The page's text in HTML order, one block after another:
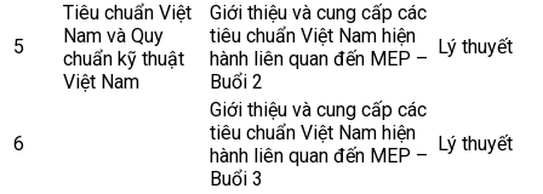
Tiêu chuẩn Việt
Nam và Quy
chuẩn kỹ thuật
Việt Nam
5
Giới thiệu và cung cấp các
tiêu chuẩn Việt Nam hiện
hành liên quan đến MEP –
Buổi 2
Lý thuyết
6
Giới thiệu và cung cấp các
tiêu chuẩn Việt Nam hiện
hành liên quan đến MEP –
Buổi 3
Lý thuyết